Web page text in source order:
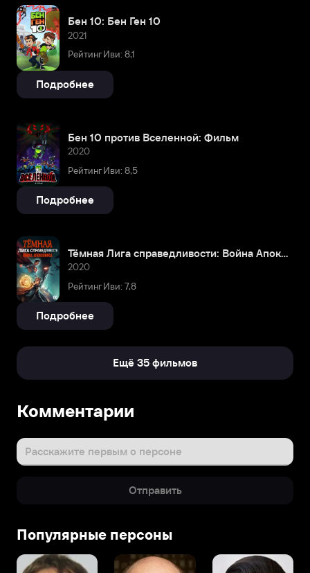
Бен 10: Бен Ген 10
2021
Рейтинг Иви: 8,1
Подробнее
Бен 10 против Вселенной: Фильм
2020
Рейтинг Иви: 8,5
Подробнее
Тёмная Лига справедливости: Война Апоколипса
2020
Рейтинг Иви: 7,8
Подробнее
Ещё 35 фильмов
Комментарии
Расскажите первым о персоне
Отправить
Популярные персоны